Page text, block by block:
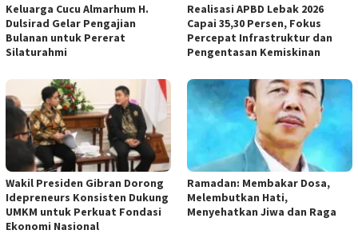
Keluarga Cucu Almarhum H.
Dulsirad Gelar Pengajian
Bulanan untuk Pererat
Silaturahmi
Realisasi APBD Lebak 2026
Capai 35,30 Persen, Fokus
Percepat Infrastruktur dan
Pengentasan Kemiskinan
Wakil Presiden Gibran Dorong
Idepreneurs Konsisten Dukung
UMKM untuk Perkuat Fondasi
Ekonomi Nasional
Ramadan: Membakar Dosa,
Melembutkan Hati,
Menyehatkan Jiwa dan Raga